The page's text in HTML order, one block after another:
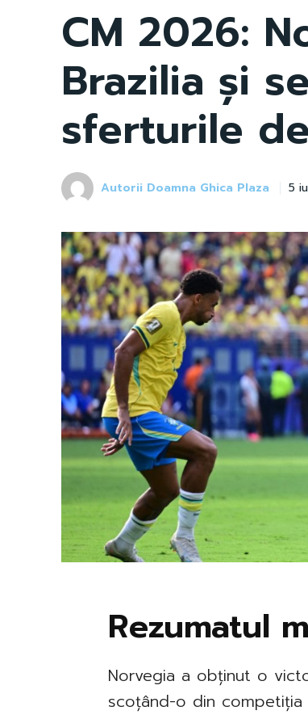
CM 2026:
Brazilia și
sferturile
Autorii Doamna Ghica Plaza 5
Rezumatul
Norvegia a obținut o
scoțând-o din competiția